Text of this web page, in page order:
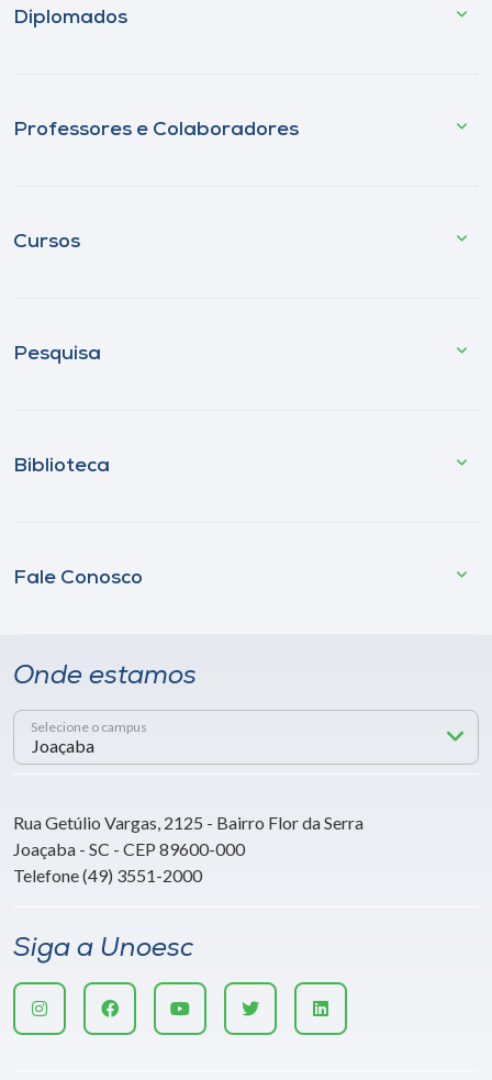
Diplomados
Professores e Colaboradores
Cursos
Pesquisa
Biblioteca
Fale Conosco
Onde estamos
Selecione o campus
Rua Getúlio Vargas, 2125 - Bairro Flor da Serra
Joaçaba - SC - CEP 89600-000
Telefone (49) 3551-2000
Siga a Unoesc